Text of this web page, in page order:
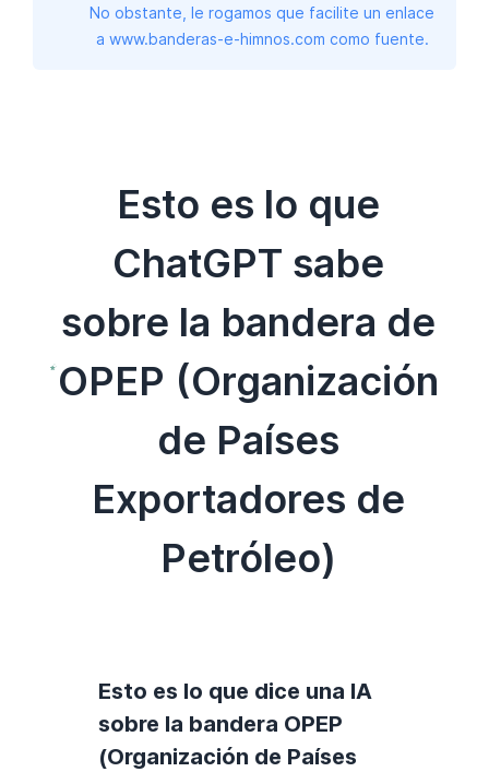
No obstante, le rogamos que facilite un enlace
a www.banderas-e-himnos.com como fuente.
Esto es lo que
ChatGPT sabe
sobre la bandera de
OPEP (Organización
de Países
Exportadores de
Petróleo)
Esto es lo que dice una IA
sobre la bandera OPEP
(Organización de Países